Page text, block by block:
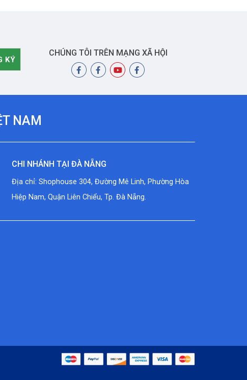
CHÚNG TÔI TRÊN MẠNG XÃ HỘI
NAM
CHI NHÁNH TẠI ĐÀ NẴNG
Địa chỉ: Shophouse 304, Đường Mê Linh, Phường Hòa
Hiệp Nam, Quận Liên Chiểu, Tp. Đà Nẵng.